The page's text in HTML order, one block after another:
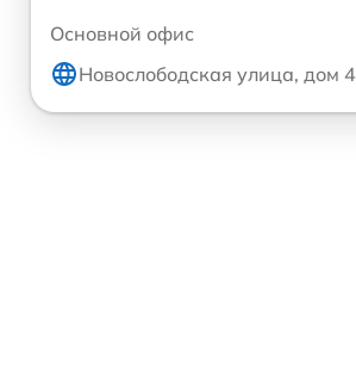
Основной офис
Новослободская улица, дом 4